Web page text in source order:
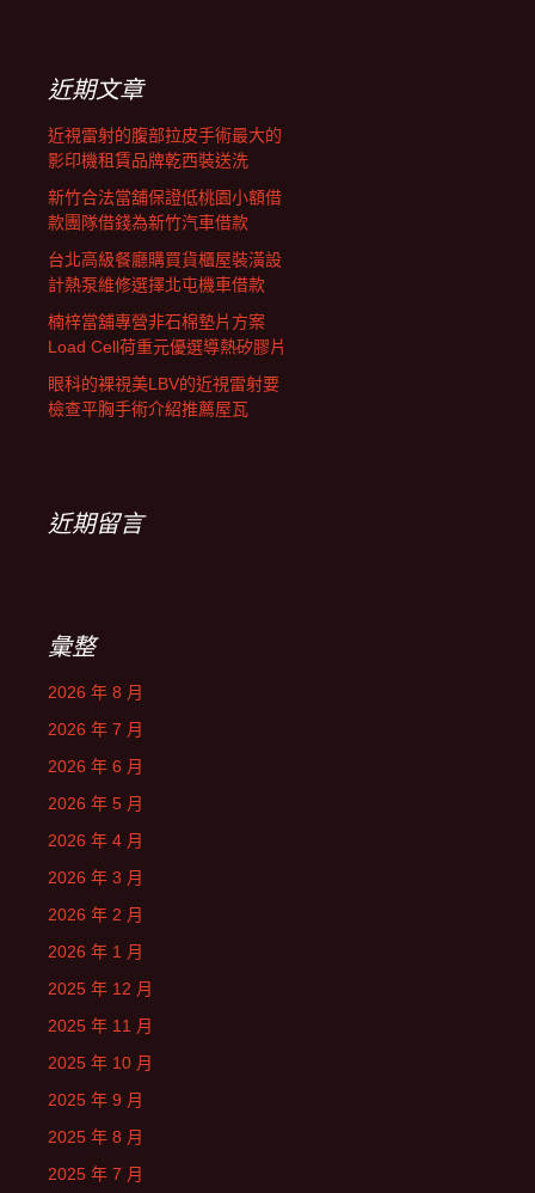
近期文章
近視雷射的腹部拉皮手術最大的
影印機租賃品牌乾西裝送洗
新竹合法當舖保證低桃園小額借
款團隊借錢為新竹汽車借款
台北高級餐廳購買貨櫃屋裝潢設
計熱泵維修選擇北屯機車借款
楠梓當舖專營非石棉墊片方案
Load Cell荷重元優選導熱矽膠片
眼科的裸視美LBV的近視雷射要
檢查平胸手術介紹推薦屋瓦
近期留言
彙整
2026 年 8 月
2026 年 7 月
2026 年 6 月
2026 年 5 月
2026 年 4 月
2026 年 3 月
2026 年 2 月
2026 年 1 月
2025 年 12 月
2025 年 11 月
2025 年 10 月
2025 年 9 月
2025 年 8 月
2025 年 7 月